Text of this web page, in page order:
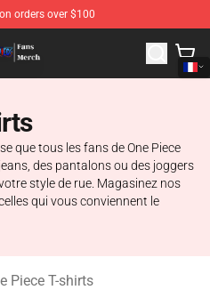
orders over $100
One Piece Merchandise Shop
que tous les fans de One Piece
des pantalons ou des joggers
style de rue. Magasinez nos
qui vous conviennent le
Piece T-shirts